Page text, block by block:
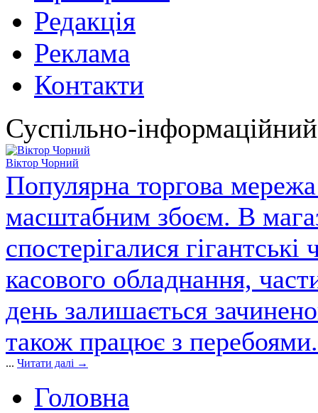
Редакція
Реклама
Контакти
Суспільно-
Віктор Чорний
Популярна торгова
масштабним збоєм. В
спостерігалися
касового обладнання,
день залишається
також працює з
... Читати далі →
Головна